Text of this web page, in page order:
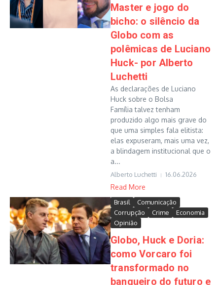
Master e jogo do
bicho: o silêncio da
Globo com as
polêmicas de Luciano
Huck- por Alberto
Luchetti
As declarações de Luciano
Huck sobre o Bolsa
Família talvez tenham
produzido algo mais grave do
que uma simples fala elitista:
elas expuseram, mais uma vez,
a blindagem institucional que o
a...
Alberto Luchetti 16.06.2026
Read More
Brasil
Comunicação
Corrupção
Crime
Economia
Opinião
Globo, Huck e Doria:
como Vorcaro foi
transformado no
banqueiro do futuro e